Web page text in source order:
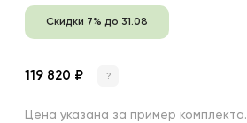
Скидки 7% до 31.08
119 820 ₽ ?
Цена указана за пример комплекта.